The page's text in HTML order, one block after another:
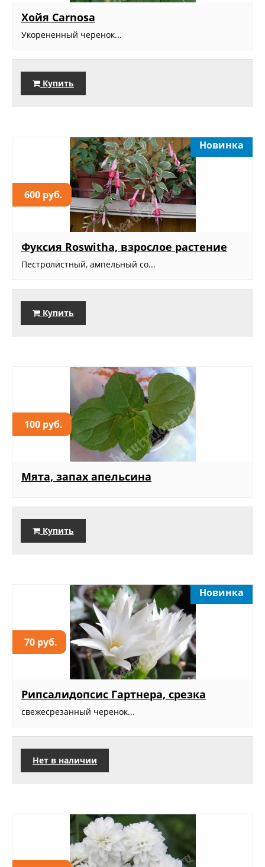
Хойя Carnosa
Укорененный черенок...
Купить
600 руб.
Новинка
Фуксия Roswitha, взрослое растение
Пестролистный, ампельный со...
Купить
100 руб.
Мята, запах апельсина
Купить
70 руб.
Новинка
Рипсалидопсис Гартнера, срезка
свежесрезанный черенок...
Нет в наличии